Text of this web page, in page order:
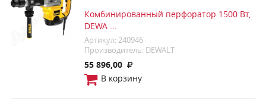
Комбинированный перфоратор 1500 Вт,
DEWA ...
Артикул: 240946
Производитель: DEWALT
55 896,00
В корзину